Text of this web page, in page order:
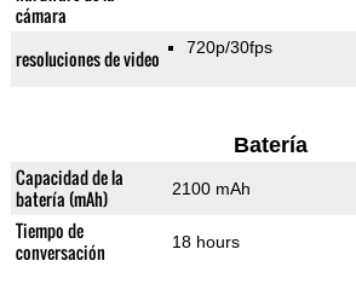
cámara
resoluciones de video 720p/30fps
Batería
Capacidad de la
batería (mAh)
2100 mAh
Tiempo de
conversación
18 hours